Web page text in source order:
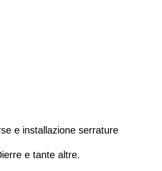
e installazione serrature
e tante altre.